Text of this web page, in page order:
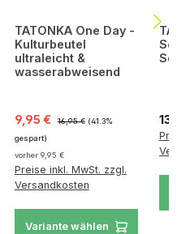
TATONKA One Day -
Kulturbeutel
ultraleicht &
wasserabweisend
Verkaufspreis:
9,95 € 16,95 € (41.3%
gespart)
vorher 9,95 €
Preise inkl. MwSt. zzgl.
Versandkosten
Variante wählen
Set